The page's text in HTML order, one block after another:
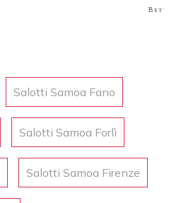
Betty
Salotti Samoa Fano
Salotti Samoa Forlì
Salotti Samoa Firenze